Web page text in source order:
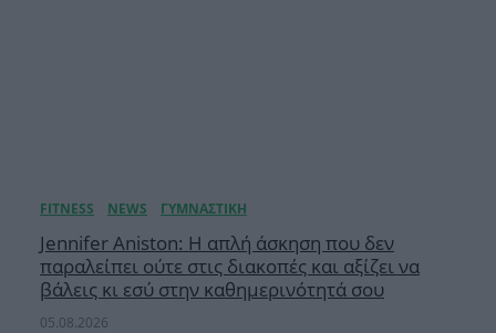
Jennifer Aniston: Η απλή άσκηση που δεν
παραλείπει ούτε στις διακοπές και αξίζει να
βάλεις κι εσύ στην καθημερινότητά σου
05.08.2026